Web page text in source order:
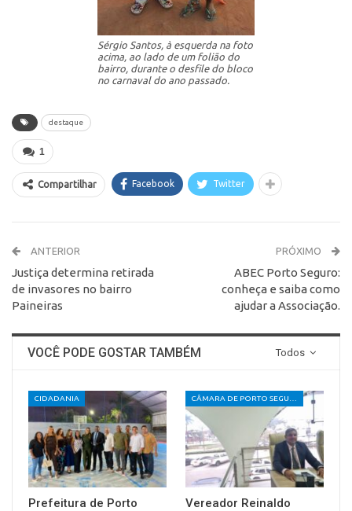
Sérgio Santos, à esquerda na foto
acima, ao lado de um folião do
bairro, durante o desfile do bloco
no carnaval do ano passado.
destaque
1
Compartilhar Facebook Twitter
ANTERIOR
Justiça determina retirada
de invasores no bairro
Paineiras
PRÓXIMO
ABEC Porto Seguro:
conheça e saiba como
ajudar a Associação.
Todos
VOCÊ PODE GOSTAR TAMBÉM
CIDADANIA
Prefeitura de Porto
Vereador Reinaldo